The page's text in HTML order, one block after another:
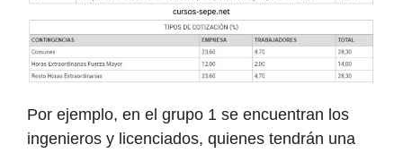
Por ejemplo, en el grupo 1 se encuentran los
ingenieros y licenciados, quienes tendrán una